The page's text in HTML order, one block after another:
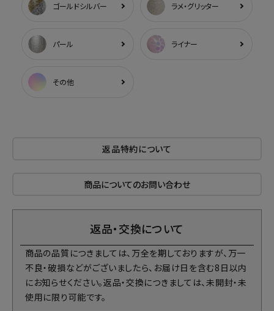
ゴールドシルバー ラメ・グリッター
パール ライナー
その他
返品特約について
商品についてのお問い合わせ
返品・交換について
商品の品質につきましては、万全を期しておりますが、万一
不良・破損などがございましたら、お届け日を含む8日以内
にお知らせください。返品・交換につきましては、未開封・未
使用に限り可能です。